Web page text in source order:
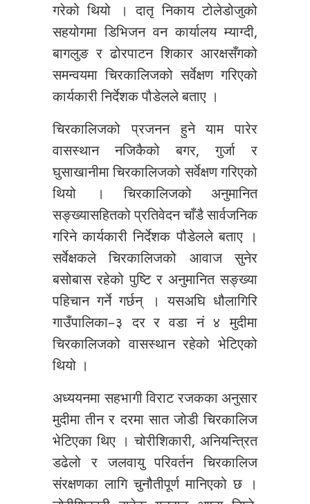
गरेको थियो । दातृ निकाय टोलेडोजुको
सहयोगमा डिभिजन वन कार्यालय म्याग्दी,
बागलुङ र ढोरपाटन शिकार आरक्षसँगको
समन्वयमा चिरकालिजको सर्वेक्षण गरिएको
कार्यकारी निर्देशक पौडेलले बताए ।
चिरकालिजको प्रजनन हुने याम पारेर
वासस्थान नजिकैको बगर, गुर्जा र
घुसाखानीमा चिरकालिजको सर्वेक्षण गरिएको
थियो । चिरकालिजको अनुमानित
सङ्ख्यासहितको प्रतिवेदन चाँडै सार्वजनिक
गरिने कार्यकारी निर्देशक पौडेलले बताए ।
सर्वेक्षकले चिरकालिजको आवाज सुनेर
बसोबास रहेको पुष्टि र अनुमानित सङ्ख्या
पहिचान गर्ने गर्छन् । यसअघि धौलागिरि
गाउँपालिका–३ दर र वडा नं ४ मुदीमा
चिरकालिजको वासस्थान रहेको भेटिएको
थियो ।
अध्ययनमा सहभागी विराट रजकका अनुसार
मुदीमा तीन र दरमा सात जोडी चिरकालिज
भेटिएका थिए । चोरीशिकारी, अनियन्त्रित
डढेलो र जलवायु परिवर्तन चिरकालिज
संरक्षणका लागि चुनौतीपूर्ण मानिएको छ ।